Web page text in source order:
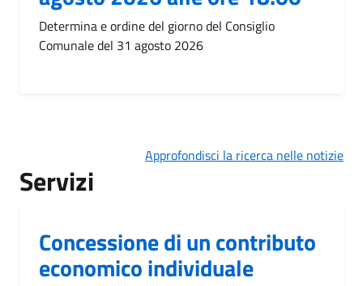
Determina e ordine del giorno del Consiglio
Comunale del 31 agosto 2026
Approfondisci la ricerca nelle notizie
Servizi
Concessione di un contributo
economico individuale